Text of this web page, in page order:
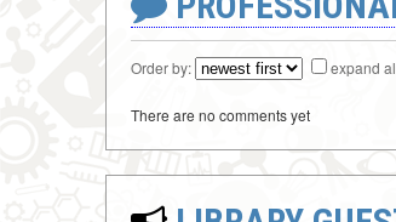
Order by: expand
There are no comments yet